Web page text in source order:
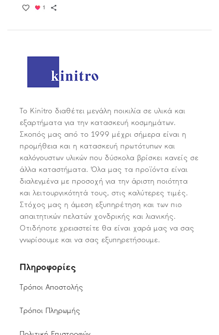
Το Kinitro διαθέτει μεγάλη ποικιλία σε υλικά και
εξαρτήματα για την κατασκευή κοσμημάτων.
Σκοπός μας από το 1999 μέχρι σήμερα είναι η
προμήθεια και η κατασκευή πρωτότυπων και
καλόγουστων υλικών που δύσκολα βρίσκει κανείς σε
άλλα καταστήματα. Όλα μας τα προϊόντα είναι
διαλεγμένα με προσοχή για την άριστη ποιότητα
και λειτουργικότητά τους, στις καλύτερες τιμές.
Στόχος μας η άμεση εξυπηρέτηση και των πιο
απαιτητικών πελατών χονδρικής και λιανικής.
Οτιδήποτε χρειαστείτε θα είναι χαρά μας να σας
γνωρίσουμε και να σας εξυπηρετήσουμε.
Πληροφορίες
Τρόποι Αποστολής
Τρόποι Πληρωμής